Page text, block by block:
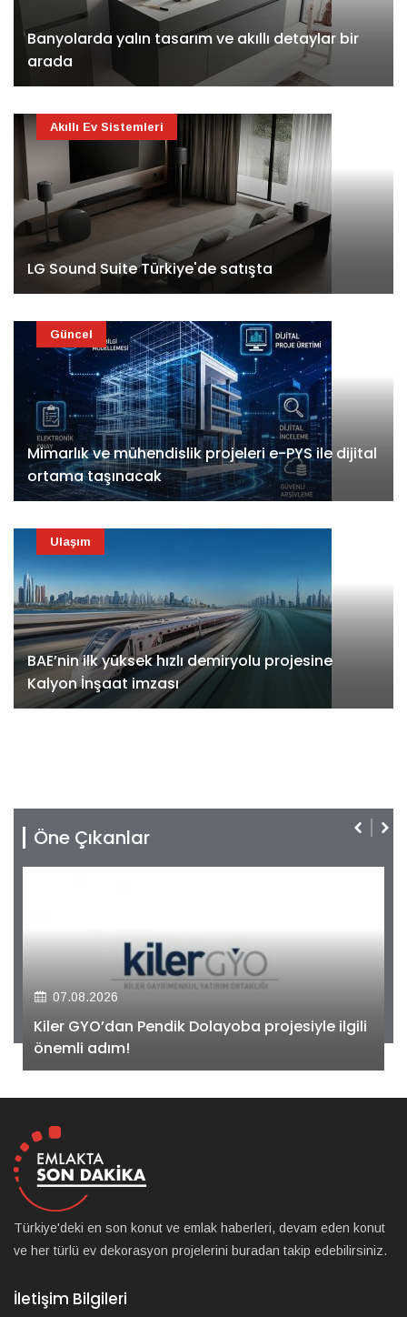
Banyolarda yalın tasarım ve akıllı detaylar bir
arada
LG Sound Suite Türkiye'de satışta
Akıllı Ev Sistemleri
Mimarlık ve mühendislik projeleri e-PYS ile dijital
ortama taşınacak
Güncel
BAE’nin ilk yüksek hızlı demiryolu projesine
Kalyon İnşaat imzası
Ulaşım
Öne Çıkanlar
07.08.2026
Kiler GYO’dan Pendik Dolayoba projesiyle ilgili
önemli adım!
Türkiye'deki en son konut ve emlak haberleri, devam eden konut
ve her türlü ev dekorasyon projelerini buradan takip edebilirsiniz.
İletişim Bilgileri